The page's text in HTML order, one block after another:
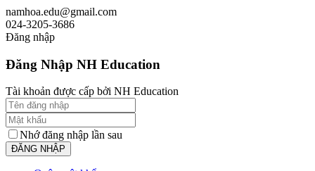
namhoa.edu@gmail.com
024-3205-3686
Đăng nhập
Đăng Nhập NH Education
Tài khoản được cấp bởi NH Education
Nhớ đăng nhập lần sau